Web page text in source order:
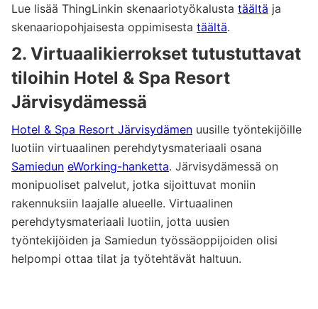
Lue lisää ThingLinkin skenaariotyökalusta täältä ja
skenaariopohjaisesta oppimisesta täältä.
2. Virtuaalikierrokset tutustuttavat
tiloihin Hotel & Spa Resort
Järvisydämessä
Hotel & Spa Resort Järvisydämen uusille työntekijöille
luotiin virtuaalinen perehdytysmateriaali osana
Samiedun eWorking-hanketta. Järvisydämessä on
monipuoliset palvelut, jotka sijoittuvat moniin
rakennuksiin laajalle alueelle. Virtuaalinen
perehdytysmateriaali luotiin, jotta uusien
työntekijöiden ja Samiedun työssäoppijoiden olisi
helpompi ottaa tilat ja työtehtävät haltuun.